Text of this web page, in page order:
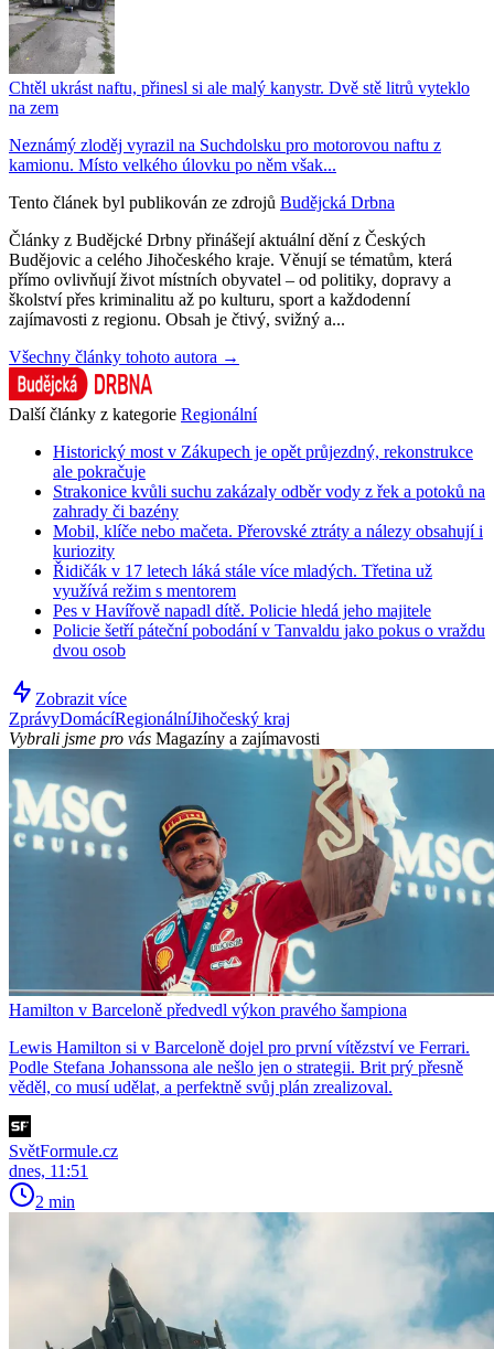
Chtěl ukrást naftu, přinesl si ale malý kanystr. Dvě stě litrů vyteklo
na zem
Neznámý zloděj vyrazil na Suchdolsku pro motorovou naftu z
kamionu. Místo velkého úlovku po něm však...
Tento článek byl publikován ze zdrojů Budějcká Drbna
Články z Budějcké Drbny přinášejí aktuální dění z Českých
Budějovic a celého Jihočeského kraje. Věnují se tématům, která
přímo ovlivňují život místních obyvatel – od politiky, dopravy a
školství přes kriminalitu až po kulturu, sport a každodenní
zajímavosti z regionu. Obsah je čtivý, svižný a...
Všechny články tohoto autora →
Další články z kategorie Regionální
Historický most v Zákupech je opět průjezdný, rekonstrukce
ale pokračuje
Strakonice kvůli suchu zakázaly odběr vody z řek a potoků na
zahrady či bazény
Mobil, klíče nebo mačeta. Přerovské ztráty a nálezy obsahují i
kuriozity
Řidičák v 17 letech láká stále více mladých. Třetina už
využívá režim s mentorem
Pes v Havířově napadl dítě. Policie hledá jeho majitele
Policie šetří páteční pobodání v Tanvaldu jako pokus o vraždu
dvou osob
Zobrazit více
ZprávyDomácíRegionálníJihočeský kraj
Vybrali jsme pro vás Magazíny a zajímavosti
Hamilton v Barceloně předvedl výkon pravého šampiona
Lewis Hamilton si v Barceloně dojel pro první vítězství ve Ferrari.
Podle Stefana Johanssona ale nešlo jen o strategii. Brit prý přesně
věděl, co musí udělat, a perfektně svůj plán zrealizoval.
SvětFormule.cz
dnes, 11:51
2 min